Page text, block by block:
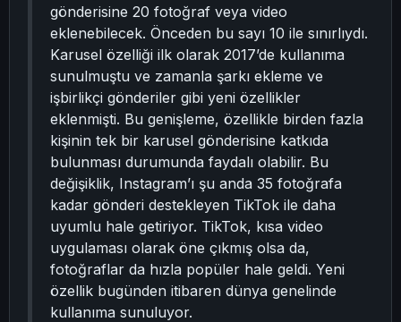
gönderisine 20 fotoğraf veya video
eklenebilecek. Önceden bu sayı 10 ile sınırlıydı.
Karusel özelliği ilk olarak 2017’de kullanıma
sunulmuştu ve zamanla şarkı ekleme ve
işbirlikçi gönderiler gibi yeni özellikler
eklenmişti. Bu genişleme, özellikle birden fazla
kişinin tek bir karusel gönderisine katkıda
bulunması durumunda faydalı olabilir. Bu
değişiklik, Instagram’ı şu anda 35 fotoğrafa
kadar gönderi destekleyen TikTok ile daha
uyumlu hale getiriyor. TikTok, kısa video
uygulaması olarak öne çıkmış olsa da,
fotoğraflar da hızla popüler hale geldi. Yeni
özellik bugünden itibaren dünya genelinde
kullanıma sunuluyor.